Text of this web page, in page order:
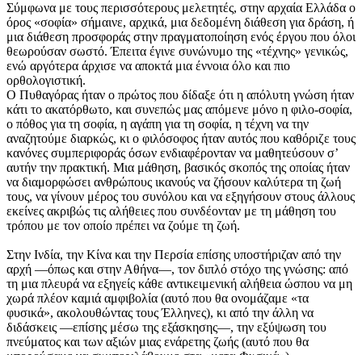
Σύμφωνα με τους περισσότερους μελετητές, στην αρχαία Ελλάδα ο
όρος «σοφία» σήμαινε, αρχικά, μια δεδομένη διά­θεση για δράση, ή
μια διάθεση προσφοράς στην πραγματοποίηση ενός έργου που όλοι
θεωρούσαν σωστό. Έπειτα έγινε συνώνυμο της «τέχνης» γενικώς,
ενώ αργότερα άρχισε να αποκτά μια έννοια όλο και πιο
ορθολογιστική.
Ο Πυθαγόρας ήταν ο πρώτος που δίδαξε ότι η απόλυτη γνώση ήταν
κάτι το ακατόρθωτο, και συνεπώς μας απόμενε μόνο η φιλο-σοφία,
ο πόθος για τη σοφία, η αγάπη για τη σοφία, η τέχνη να την
αναζητούμε διαρκώς, κι ο φιλόσοφος ήταν αυτός που καθόριζε τους
κανόνες συμπεριφοράς όσων ενδιαφέρονταν να μαθητεύσουν σʼ
αυτήν την πρακτική. Μια μάθηση, βασικός σκοπός της οποίας ήταν
να διαμορφώσει ανθρώπους ικανούς να ζήσουν καλύτερα τη ζωή
τους, να γίνουν μέρος του συνόλου και να εξηγήσουν στους άλλους
εκείνες ακριβώς τις αλήθειες που συνδέονταν με τη μάθηση του
τρόπου με τον οποίο πρέπει να ζούμε τη ζωή.
Στην Ινδία, την Κίνα και την Περσία επίσης υποστήριζαν από την
αρχή —όπως και στην Αθήνα—, τον διπλό στόχο της γνώσης: από
τη μια πλευρά να εξηγείς κάθε αντικειμενική αλήθεια ώσπου να μη
χωρά πλέον καμιά αμφιβολία (αυτό που θα ονομάζαμε «τα
φυσικά», ακολουθώντας τους Έλληνες), κι από την άλλη να
διδάσκεις —επίσης μέσω της εξάσκησης—, την εξύψωση του
πνεύματος και των αξιών μιας ενάρετης ζωής (αυτό που θα